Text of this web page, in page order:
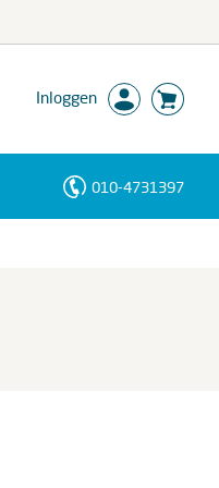
Inloggen
010-4731397